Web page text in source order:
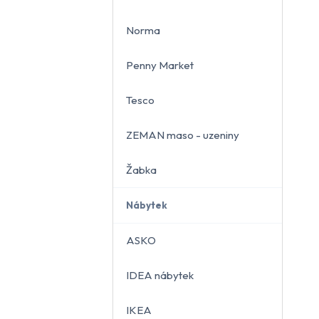
Norma
Penny Market
Tesco
ZEMAN maso - uzeniny
Žabka
Nábytek
ASKO
IDEA nábytek
IKEA